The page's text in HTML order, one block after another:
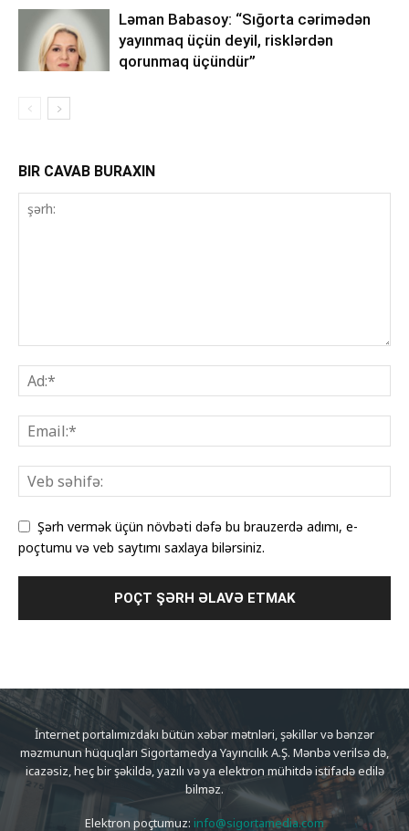
Ləman Babasoy: “Sığorta cərimədən
yayınmaq üçün deyil, risklərdən
qorunmaq üçündür”
BIR CAVAB BURAXIN
Şərh vermək üçün növbəti dəfə bu brauzerdə adımı, e-
poçtumu və veb saytımı saxlaya bilərsiniz.
İnternet portalımızdakı bütün xəbər mətnləri, şəkillər və bənzər
məzmunun hüquqları Sigortamedya Yayıncılık A.Ş. Mənbə verilsə də,
icazəsiz, heç bir şəkildə, yazılı və ya elektron mühitdə istifadə edilə
bilməz.
Elektron poçtumuz: info@sigortamedia.com